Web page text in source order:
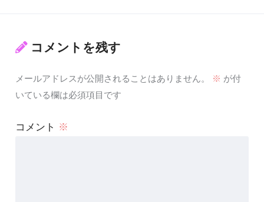
コメントを残す
メールアドレスが公開されることはありません。 ※ が付
いている欄は必須項目です
コメント ※